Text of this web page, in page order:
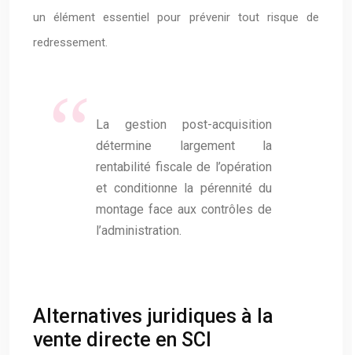
un élément essentiel pour prévenir tout risque de
redressement.
La gestion post-acquisition
détermine largement la
rentabilité fiscale de l’opération
et conditionne la pérennité du
montage face aux contrôles de
l’administration.
Alternatives juridiques à la
vente directe en SCI